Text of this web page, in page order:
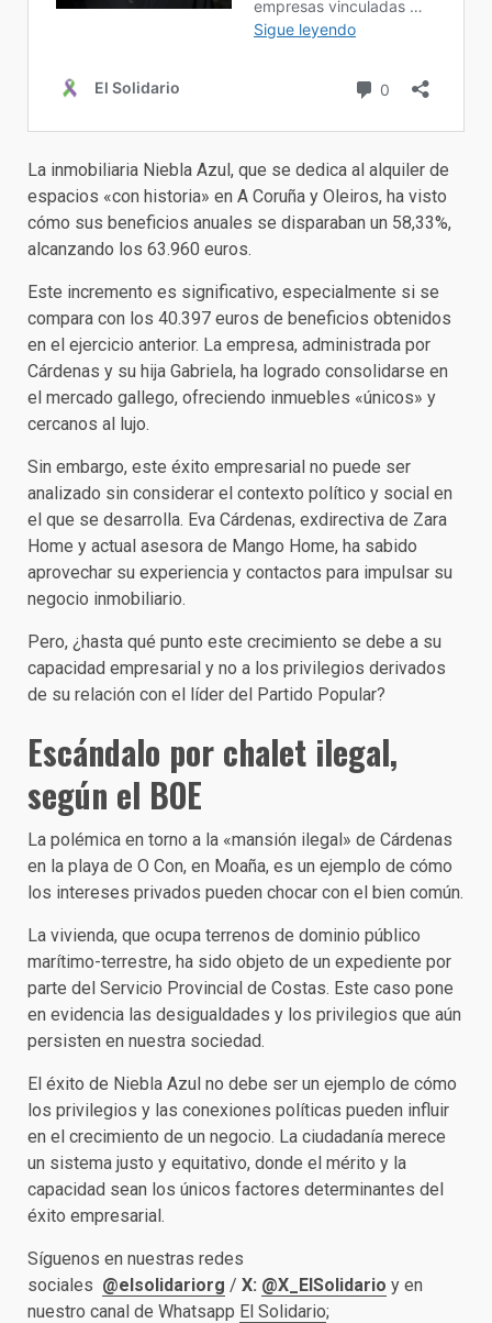
La inmobiliaria Niebla Azul, que se dedica al alquiler de
espacios «con historia» en A Coruña y Oleiros, ha visto
cómo sus beneficios anuales se disparaban un 58,33%,
alcanzando los 63.960 euros.
Este incremento es significativo, especialmente si se
compara con los 40.397 euros de beneficios obtenidos
en el ejercicio anterior. La empresa, administrada por
Cárdenas y su hija Gabriela, ha logrado consolidarse en
el mercado gallego, ofreciendo inmuebles «únicos» y
cercanos al lujo.
Sin embargo, este éxito empresarial no puede ser
analizado sin considerar el contexto político y social en
el que se desarrolla. Eva Cárdenas, exdirectiva de Zara
Home y actual asesora de Mango Home, ha sabido
aprovechar su experiencia y contactos para impulsar su
negocio inmobiliario.
Pero, ¿hasta qué punto este crecimiento se debe a su
capacidad empresarial y no a los privilegios derivados
de su relación con el líder del Partido Popular?
Escándalo por chalet ilegal,
según el BOE
La polémica en torno a la «mansión ilegal» de Cárdenas
en la playa de O Con, en Moaña, es un ejemplo de cómo
los intereses privados pueden chocar con el bien común.
La vivienda, que ocupa terrenos de dominio público
marítimo-terrestre, ha sido objeto de un expediente por
parte del Servicio Provincial de Costas. Este caso pone
en evidencia las desigualdades y los privilegios que aún
persisten en nuestra sociedad.
El éxito de Niebla Azul no debe ser un ejemplo de cómo
los privilegios y las conexiones políticas pueden influir
en el crecimiento de un negocio. La ciudadanía merece
un sistema justo y equitativo, donde el mérito y la
capacidad sean los únicos factores determinantes del
éxito empresarial.
Síguenos en nuestras redes
sociales @elsolidariorg / X: @X_ElSolidario y en
nuestro canal de Whatsapp El Solidario;